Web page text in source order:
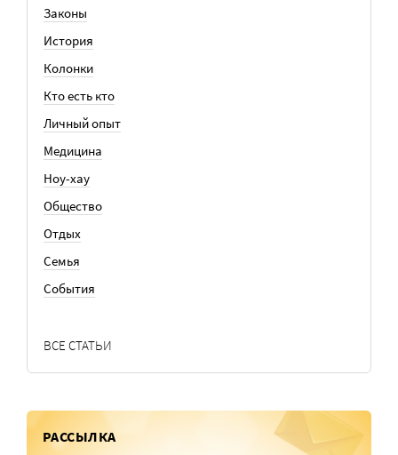
Законы
История
Колонки
Кто есть кто
Личный опыт
Медицина
Ноу-хау
Общество
Отдых
Семья
События
ВСЕ СТАТЬИ
РАССЫЛКА